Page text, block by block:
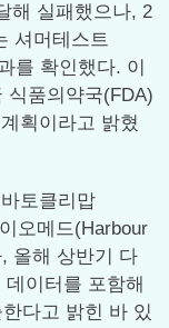
해 실패했으나, 2
셔머테스트
를 확인했다. 이
식품의약국(FDA)
획이라고 밝혔
토클리맙
오메드(Harbour
올해 상반기 다
이터를 포함해
다고 밝힌 바 있